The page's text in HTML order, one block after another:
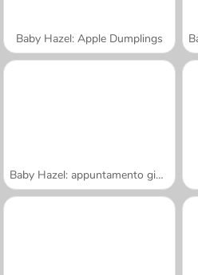
Baby Hazel: Apple Dumplings
Baby Hazel: appuntamento giocoso